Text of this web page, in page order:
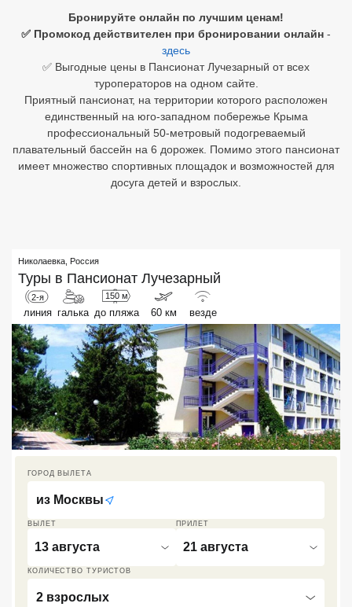
Бронируйте онлайн по лучшим ценам!
✅ Промокод действителен при бронировании онлайн -
здесь
✅ Выгодные цены в Пансионат Лучезарный от всех
туроператоров на одном сайте.
Приятный пансионат, на территории которого расположен
единственный на юго-западном побережье Крыма
профессиональный 50-метровый подогреваемый
плавательный бассейн на 6 дорожек. Помимо этого пансионат
имеет множество спортивных площадок и возможностей для
досуга детей и взрослых.
Николаевка Россия
Туры в Пансионат Лучезарный
2-я
линия галька
150 м
до пляжа 60 км везде
ВЫЛЕТ
13 августа
ПРИЛЕТ
21 августа
КОЛИЧЕСТВО ТУРИСТОВ
2 взрослых
ГОРОД ВЫЛЕТА
из Москвы
Египет
Бали
Вьетнам
Занзибар
Абхазия
Большой Сочи
Кав Мин Воды
Экскурсионные туры
VIP отели 5 звезд
ТОП 10 лучших отелей 5*
Недорогие отели 4*